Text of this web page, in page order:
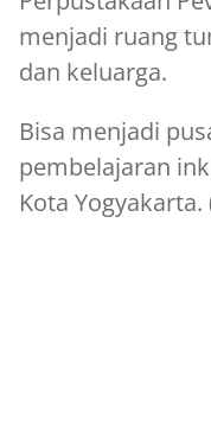
menjadi ruang
dan keluarga.
Bisa menjadi
pembelajaran
Kota Yogyakarta.